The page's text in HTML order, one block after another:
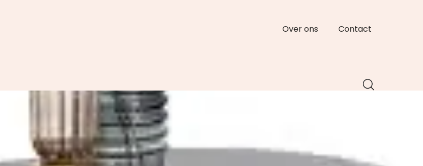
Over ons Contact